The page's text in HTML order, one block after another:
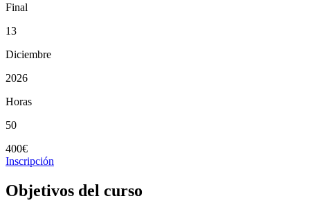
Final
13
Diciembre
2026
Horas
50
400€
Inscripción
Objetivos del curso